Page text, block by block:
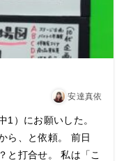
安達真依
1）にお願いした。
ら、と依頼。 前日
と打合せ。 私は「こ